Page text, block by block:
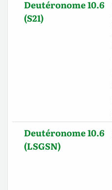
Deutéronome 10.6
(S21)
Deutéronome 10.6
(LSGSN)